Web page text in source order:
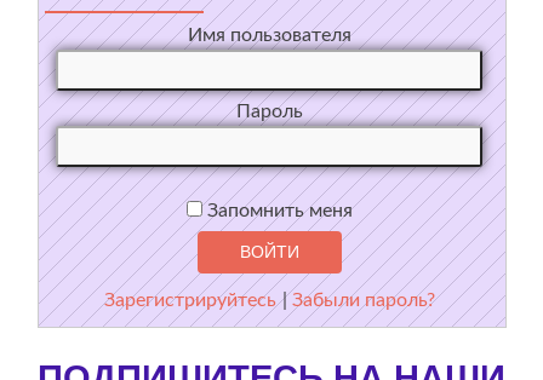
Имя пользователя
Пароль
Запомнить меня
Зарегистрируйтесь |Забыли пароль?